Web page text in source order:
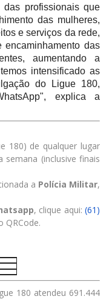
das profissionais que
das mulheres,
e serviços da rede,
encaminhamento das
aumentando a
intensificado as
do Ligue 180,
explica a
180) de qualquer lugar
(inclusive finais
a Polícia Militar,
, clique aqui:(61)
QRCode.
180 atendeu 691.444